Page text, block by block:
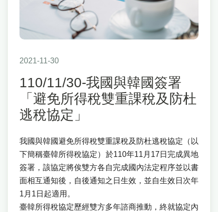
2021-11-30
110/11/30-我國與韓國簽署
「避免所得稅雙重課稅及防杜
逃稅協定」
我國與韓國避免所得稅雙重課稅及防杜逃稅協定（以
下簡稱臺韓所得稅協定）於110年11月17日完成異地
簽署，該協定將俟雙方各自完成國內法定程序並以書
面相互通知後，自後通知之日生效，並自生效日次年
1月1日起適用。
臺韓所得稅協定歷經雙方多年諮商推動，終就協定內